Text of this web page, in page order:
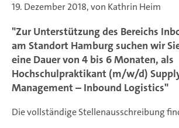
19. Dezember 2018, von Kathrin Heim
"Zur Unterstützung des Bereichs
am Standort Hamburg suchen wir
eine Dauer von 4 bis 6 Monaten, als
Hochschulpraktikant (m/w/d)
Management – Inbound Logistics"
Die vollständige Stellenausschreibung